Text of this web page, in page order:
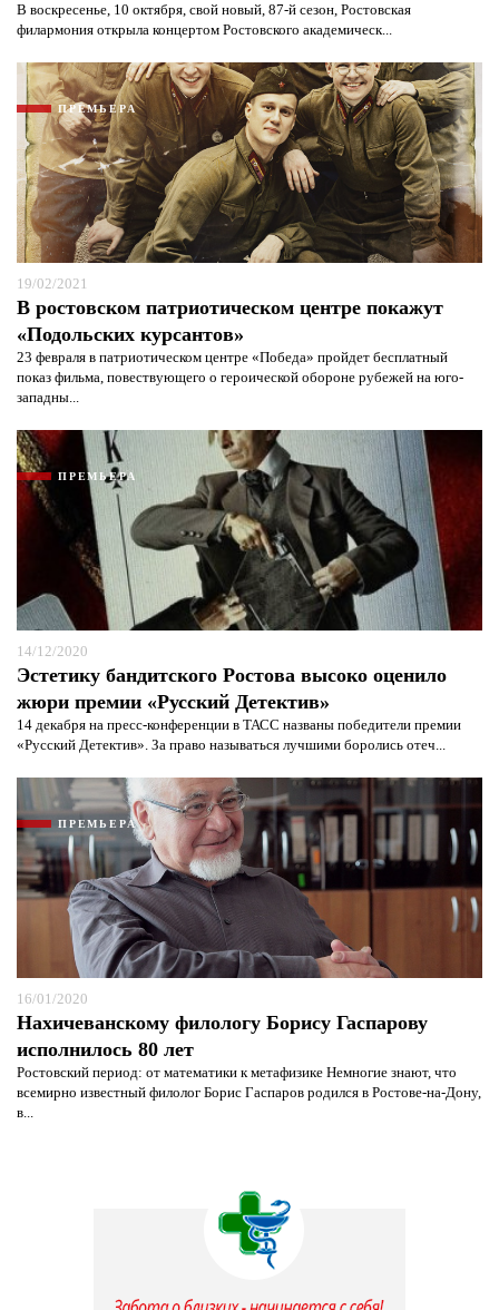
В воскресенье, 10 октября, свой новый, 87-й сезон, Ростовская
филармония открыла концертом Ростовского академическ...
ПРЕМЬЕРА
19/02/2021
В ростовском патриотическом центре покажут
«Подольских курсантов»
23 февраля в патриотическом центре «Победа» пройдет бесплатный
показ фильма, повествующего о героической обороне рубежей на юго-
западны...
ПРЕМЬЕРА
14/12/2020
Эстетику бандитского Ростова высоко оценило
жюри премии «Русский Детектив»
14 декабря на пресс-конференции в ТАСС названы победители премии
«Русский Детектив». За право называться лучшими боролись отеч...
ПРЕМЬЕРА
16/01/2020
Нахичеванскому филологу Борису Гаспарову
исполнилось 80 лет
Ростовский период: от математики к метафизике Немногие знают, что
всемирно известный филолог Борис Гаспаров родился в Ростове-на-Дону,
в...
Я согласен сполитикой конфиденциальности и
защиты информации*
Я согласен сполитикой конфиденциальности и
защиты информации*